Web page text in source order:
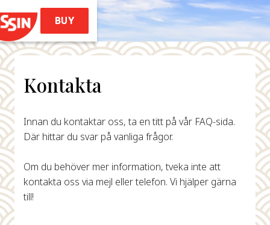
BUY
Hem
(Ramen Style)
Soba
Ramen
Soba Bag
Ramen
Kontakta
Innan du kontaktar oss, ta en titt på vår FAQ-sida.
Där hittar du svar på vanliga frågor.
Om du behöver mer information, tveka inte att
kontakta oss via mejl eller telefon. Vi hjälper gärna
till!